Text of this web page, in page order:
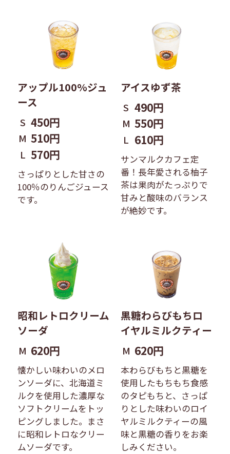
アップル100%ジュ
ース
S 450円
M 510円
L 570円
さっぱりとした甘さの
100％のりんごジュース
です。
アイスゆず茶
S 490円
M 550円
L 610円
サンマルクカフェ定
番！長年愛される柚子
茶は果肉がたっぷりで
甘みと酸味のバランス
が絶妙です。
昭和レトロクリーム
ソーダ
M 620円
懐かしい味わいのメロ
ンソーダに、北海道ミ
ルクを使用した濃厚な
ソフトクリームをトッ
ピングしました。まさ
に昭和レトロなクリー
ムソーダです。
黒糖わらびもちロ
イヤルミルクティー
M 620円
本わらびもちと黒糖を
使用したもちもち食感
のタピもちと、さっぱ
りとした味わいのロイ
ヤルミルクティーの風
味と黒糖の香りをお楽
しみください。